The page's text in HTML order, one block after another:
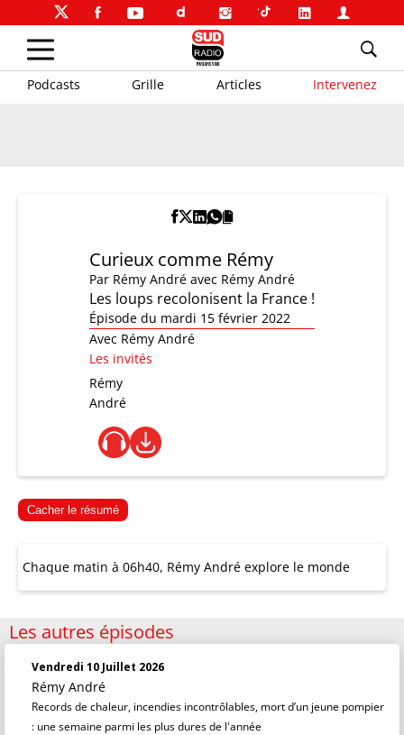
Podcasts Grille Articles Intervenez
Curieux comme Rémy
Par Rémy André avec Rémy André
Les loups recolonisent la France !
Épisode du mardi 15 février 2022
Avec Rémy André
Les invités
Rémy
André
Cacher le résumé
Chaque matin à 06h40, Rémy André explore le monde
Les autres épisodes
Vendredi 10 Juillet 2026
Rémy André
Records de chaleur, incendies incontrôlables, mort d’un jeune pompier
: une semaine parmi les plus dures de l'année